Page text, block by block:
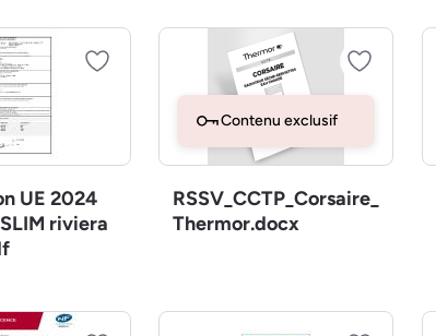
UE 2024
riviera
Contenu exclusif
RSSV_CCTP_Corsaire_
Thermor.docx